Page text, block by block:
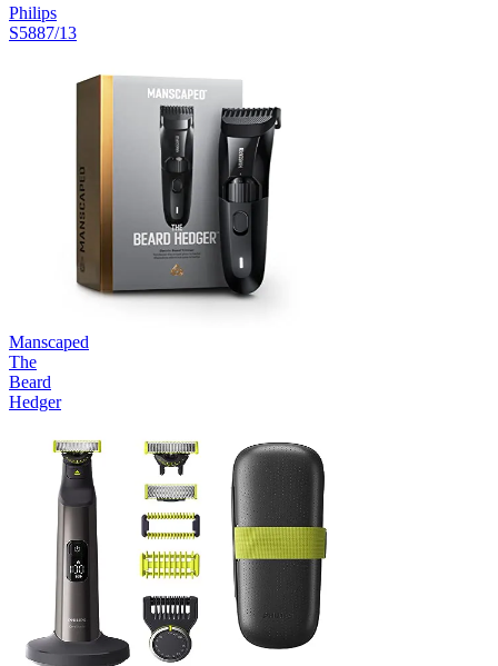
Philips
S5887/13
Manscaped
The
Beard
Hedger